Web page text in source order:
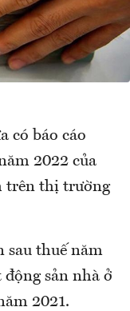
có báo cáo
2022 của
trên thị trường
sau thuế năm
động sản nhà ở
2021.